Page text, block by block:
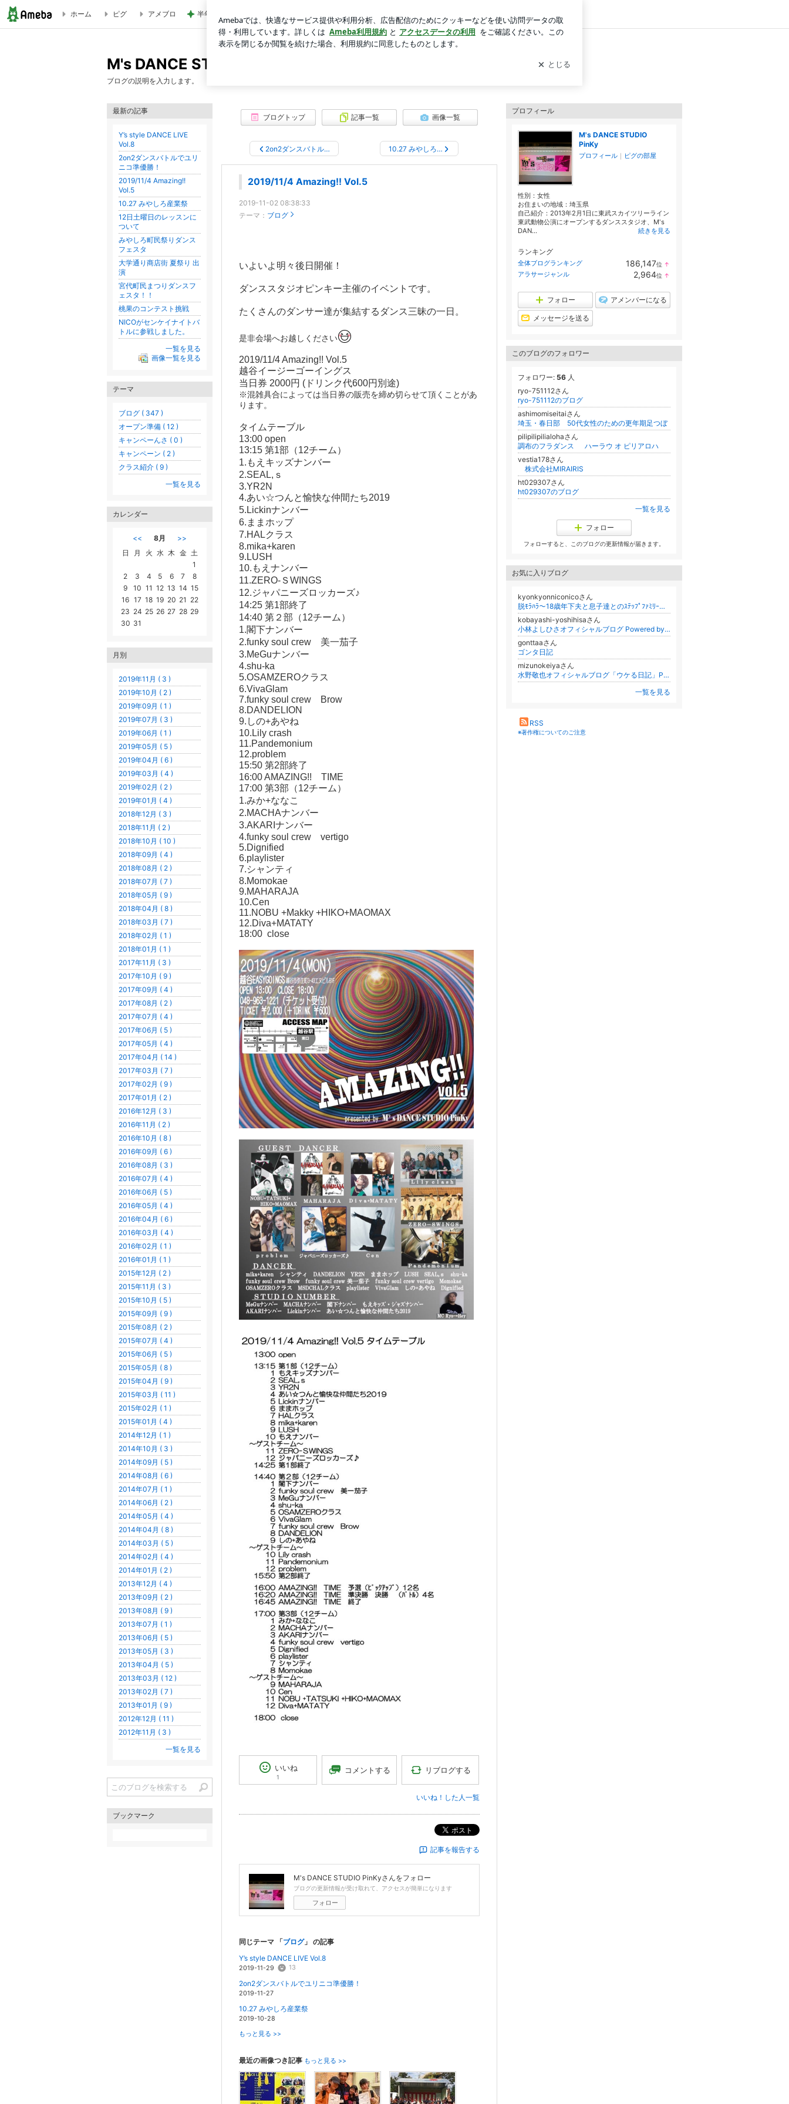
2019/11/4 Amazing!! Vol.5 | M's DANCE STUDIO PinKyのブログ
ホーム ピグ アメブロ 半年間も担任不在で衝撃的なクラス ログイン
M's DANCE STUDIO PinKyのブログ
ブログの説明を入力します。
ブログトップ 記事一覧 画像一覧
2on2ダンスバトル… 10.27 みやしろ…
2019/11/4 Amazing!! Vol.5
2019-11-02 08:38:33
テーマ： ブログ
いよいよ明々後日開催！
ダンススタジオピンキー主催のイベントです。
たくさんのダンサー達が集結するダンス三昧の一日。
是非会場へお越しください
2019/11/4 Amazing!! Vol.5
越谷イージーゴーイングス
当日券 2000円 (ドリンク代600円別途)
※混雑具合によっては当日券の販売を締め切らせて頂くことがあ
ります。
タイムテーブル
13:00 open
13:15 第1部（12チーム）
1.もえキッズナンバー
2.SEAL,ｓ
3.YR2N
4.あい☆つんと愉快な仲間たち2019
5.Lickinナンバー
6.ままホップ
7.HALクラス
8.mika+karen
9.LUSH
10.もえナンバー
11.ZERO-ＳWINGS
12.ジャパニーズロッカーズ♪
14:25 第1部終了
14:40 第２部（12チーム）
1.閣下ナンバー
2.funky soul crew 美一茄子
3.MeGuナンバー
4.shu-ka
5.OSAMZEROクラス
6.VivaGlam
7.funky soul crew Brow
8.DANDELION
9.しの+あやね
10.Lily crash
11.Pandemonium
12.problem
15:50 第2部終了
16:00 AMAZING!! TIME
17:00 第3部（12チーム）
1.みか+ななこ
2.MACHAナンバー
3.AKARIナンバー
4.funky soul crew vertigo
5.Dignified
6.playlister
7.シャンティ
8.Momokae
9.MAHARAJA
10.Cen
11.NOBU +Makky +HIKO+MAOMAX
12.Diva+MATATY
18:00 close
いいね
1
コメントする リブログする
いいね！した人一覧
ポスト
記事を報告する
M's DANCE STUDIO PinKyさんをフォロー
ブログの更新情報が受け取れて、アクセスが簡単になります
フォロー
同じテーマ 「ブログ」 の記事
Y’s style DANCE LIVE Vol.8
2019-11-29 13
2on2ダンスバトルでユリニコ準優勝！
2019-11-27
10.27 みやしろ産業祭
2019-10-28
もっと見る >>
最近の画像つき記事 もっと見る >>
プロフィール
M's DANCE STUDIO
PinKy
プロフィール ｜ ピグの部屋
性別： 女性
お住まいの地域： 埼玉県
自己紹介：2013年2月1日に東武スカイツリーライン
東武動物公演にオープンするダンススタジオ、M's
DAN...
続きを見る
ランキング
全体ブログランキング 186,147位 ↑
ン
アラサージャンル 2,964位 ↑
フォロー アメンバーになる
メッセージを送る
このブログのフォロワー
フォロワー: 56 人
ryo-751112さん
ryo-751112のブログ
ashimomiseitaiさん
埼玉・春日部 50代女性のための更年期足つぼ
pilipilipilialohaさん
調布のフラダンス ハーラウ オ ピリアロハ
vestia178さん
株式会社MIRAIRIS
ht029307さん
ht029307のブログ
一覧を見る
フォロー
フォローすると、このブログの更新情報が届きます。
お気に入りブログ
kyonkyonniconicoさん
脱ﾓﾗﾊﾗ～18歳年下夫と息子達とのｽﾃｯﾌﾟﾌｧﾐﾘｰ生活
kobayashi-yoshihisaさん
小林よしひさオフィシャルブログ Powered by Ameba
gonttaaさん
ゴンタ日記
mizunokeiyaさん
水野敬也オフィシャルブログ「ウケる日記」Powered by Ameba
一覧を見る
RSS
※著作権についてのご注意
最新の記事
Y’s style DANCE LIVE
Vol.8
2on2ダンスバトルでユリ
ニコ準優勝！
2019/11/4 Amazing!!
Vol.5
10.27 みやしろ産業祭
12日土曜日のレッスンに
ついて
みやしろ町民祭りダンス
フェスタ
大学通り商店街 夏祭り 出
演
宮代町民まつりダンスフ
ェスタ！！
桃果のコンテスト挑戦
NICOがセンケイナイトバ
トルに参戦しました。
一覧を見る
画像一覧を見る
テーマ
ブログ ( 347 )
オープン準備 ( 12 )
キャンペーんさ ( 0 )
キャンペーン ( 2 )
クラス紹介 ( 9 )
一覧を見る
カレンダー
<< 8月
>>
日
月 火 水 木 金 土
1
2
3 4 5 6 7
8
9
10 11 12 13 14 15
16 17 18 19 20 21 22
23 24 25 26 27 28 29
30 31
月別
2019年11月 ( 3 )
2019年10月 ( 2 )
2019年09月 ( 1 )
2019年07月 ( 3 )
2019年06月 ( 1 )
2019年05月 ( 5 )
2019年04月 ( 6 )
2019年03月 ( 4 )
2019年02月 ( 2 )
2019年01月 ( 4 )
2018年12月 ( 3 )
2018年11月 ( 2 )
2018年10月 ( 10 )
2018年09月 ( 4 )
2018年08月 ( 2 )
2018年07月 ( 7 )
2018年05月 ( 9 )
2018年04月 ( 8 )
2018年03月 ( 7 )
2018年02月 ( 1 )
2018年01月 ( 1 )
2017年11月 ( 3 )
2017年10月 ( 9 )
2017年09月 ( 4 )
2017年08月 ( 2 )
2017年07月 ( 4 )
2017年06月 ( 5 )
2017年05月 ( 4 )
2017年04月 ( 14 )
2017年03月 ( 7 )
2017年02月 ( 9 )
2017年01月 ( 2 )
2016年12月 ( 3 )
2016年11月 ( 2 )
2016年10月 ( 8 )
2016年09月 ( 6 )
2016年08月 ( 3 )
2016年07月 ( 4 )
2016年06月 ( 5 )
2016年05月 ( 4 )
2016年04月 ( 6 )
2016年03月 ( 4 )
2016年02月 ( 1 )
2016年01月 ( 1 )
2015年12月 ( 2 )
2015年11月 ( 3 )
2015年10月 ( 5 )
2015年09月 ( 9 )
2015年08月 ( 2 )
2015年07月 ( 4 )
2015年06月 ( 5 )
2015年05月 ( 8 )
2015年04月 ( 9 )
2015年03月 ( 11 )
2015年02月 ( 1 )
2015年01月 ( 4 )
2014年12月 ( 1 )
2014年10月 ( 3 )
2014年09月 ( 5 )
2014年08月 ( 6 )
2014年07月 ( 1 )
2014年06月 ( 2 )
2014年05月 ( 4 )
2014年04月 ( 8 )
2014年03月 ( 5 )
2014年02月 ( 4 )
2014年01月 ( 2 )
2013年12月 ( 4 )
2013年09月 ( 2 )
2013年08月 ( 9 )
2013年07月 ( 1 )
2013年06月 ( 5 )
2013年05月 ( 3 )
2013年04月 ( 5 )
2013年03月 ( 12 )
2013年02月 ( 7 )
2013年01月 ( 9 )
2012年12月 ( 11 )
2012年11月 ( 3 )
一覧を見る
ブックマーク